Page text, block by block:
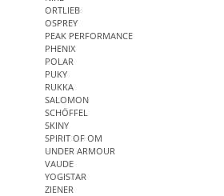
ORTLIEB
OSPREY
PEAK PERFORMANCE
PHENIX
POLAR
PUKY
RUKKA
SALOMON
SCHÖFFEL
SKINY
SPIRIT OF OM
UNDER ARMOUR
VAUDE
YOGISTAR
ZIENER